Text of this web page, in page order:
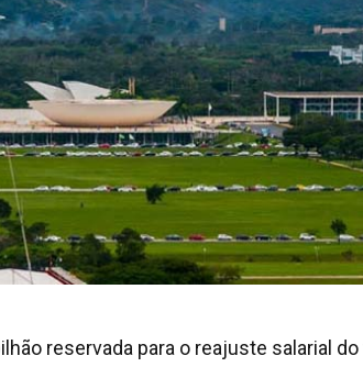
reservada para o reajuste salarial